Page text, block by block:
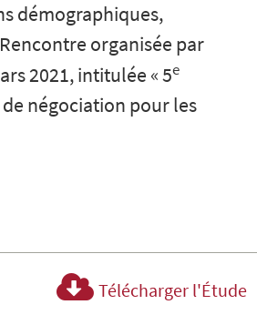
démographiques,
organisée par
2021, intitulée « 5e
négociation pour les
Télécharger l'Étude